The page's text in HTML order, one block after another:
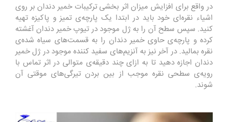
در واقع برای افزایش میزان اثر بخشی ترکیبات خمیر دندان بر روی
اشیاء نقره‌ای خود باید در ابتدا یک پارچه‌ی تمیز و پاکیزه تهیه
کنید. سپس سطح آن را به ژل موجود در تیوپ خمیر دندان آغشته
کرده و پارچه‌ی حاوی خمیر دندان را به قسمت‌های سیاه شده‌ی
نقره بمالید. در آخر نیز به آنزیم‌های سفید کننده موجود در ژل خمیر
دندان اجازه دهید تا به ازای چند دقیقه‌ی متوالی در اثر تماس با
رویه‌ی سطحی نقره موجب از بین بردن تیرگی‌های موقتی آن
شوند.